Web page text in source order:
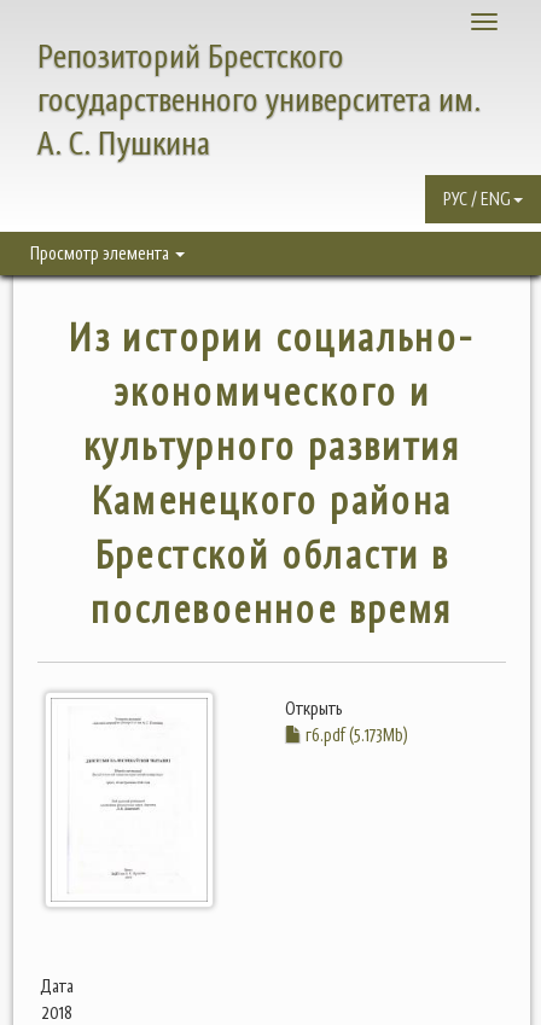
Toggle
Репозиторий Брестского
государственного университета им.
А. С. Пушкина
РУС / ENG
Просмотр элемента
Из истории социально-
экономического и
культурного развития
Каменецкого района
Брестской области в
послевоенное время
Открыть
г6.pdf (5.173Mb)
Дата
2018